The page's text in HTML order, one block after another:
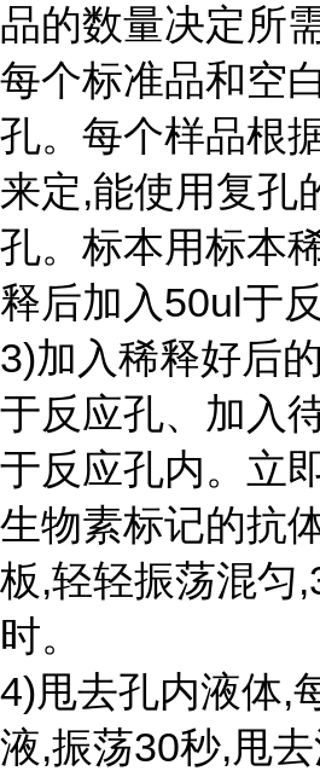
品的数量决定所
每个标准品和空
孔。每个样品根
来定,能使用复孔
孔。标本用标本
释后加入50ul于
3)加入稀释好后
于反应孔、加入
于反应孔内。立
生物素标记的抗
板,轻轻振荡混
时。
4)甩去孔内液体,
液,振荡30秒,甩